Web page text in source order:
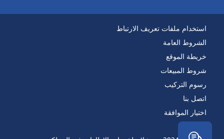
استخدام ملفات تعريف الارتباط
الشروط العامة
خريطة الموقع
شروط المبيعات
رسوم التركيب
اتصل بنا
اختيار الموافقة